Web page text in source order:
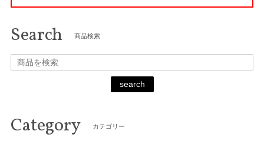
Search 商品検索
search
Category カテゴリー